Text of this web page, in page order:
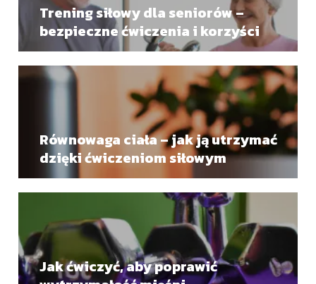
Trening siłowy dla seniorów –
bezpieczne ćwiczenia i korzyści
Równowaga ciała – jak ją utrzymać
dzięki ćwiczeniom siłowym
Jak ćwiczyć, aby poprawić